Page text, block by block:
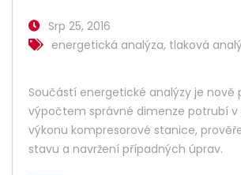
Srp 25, 2016
energetická analýza, tlaková
Součástí energetické analýzy je nově
výpočtem správné dimenze potrubí v
výkonu kompresorové stanice,
stavu a navržení případných úprav.